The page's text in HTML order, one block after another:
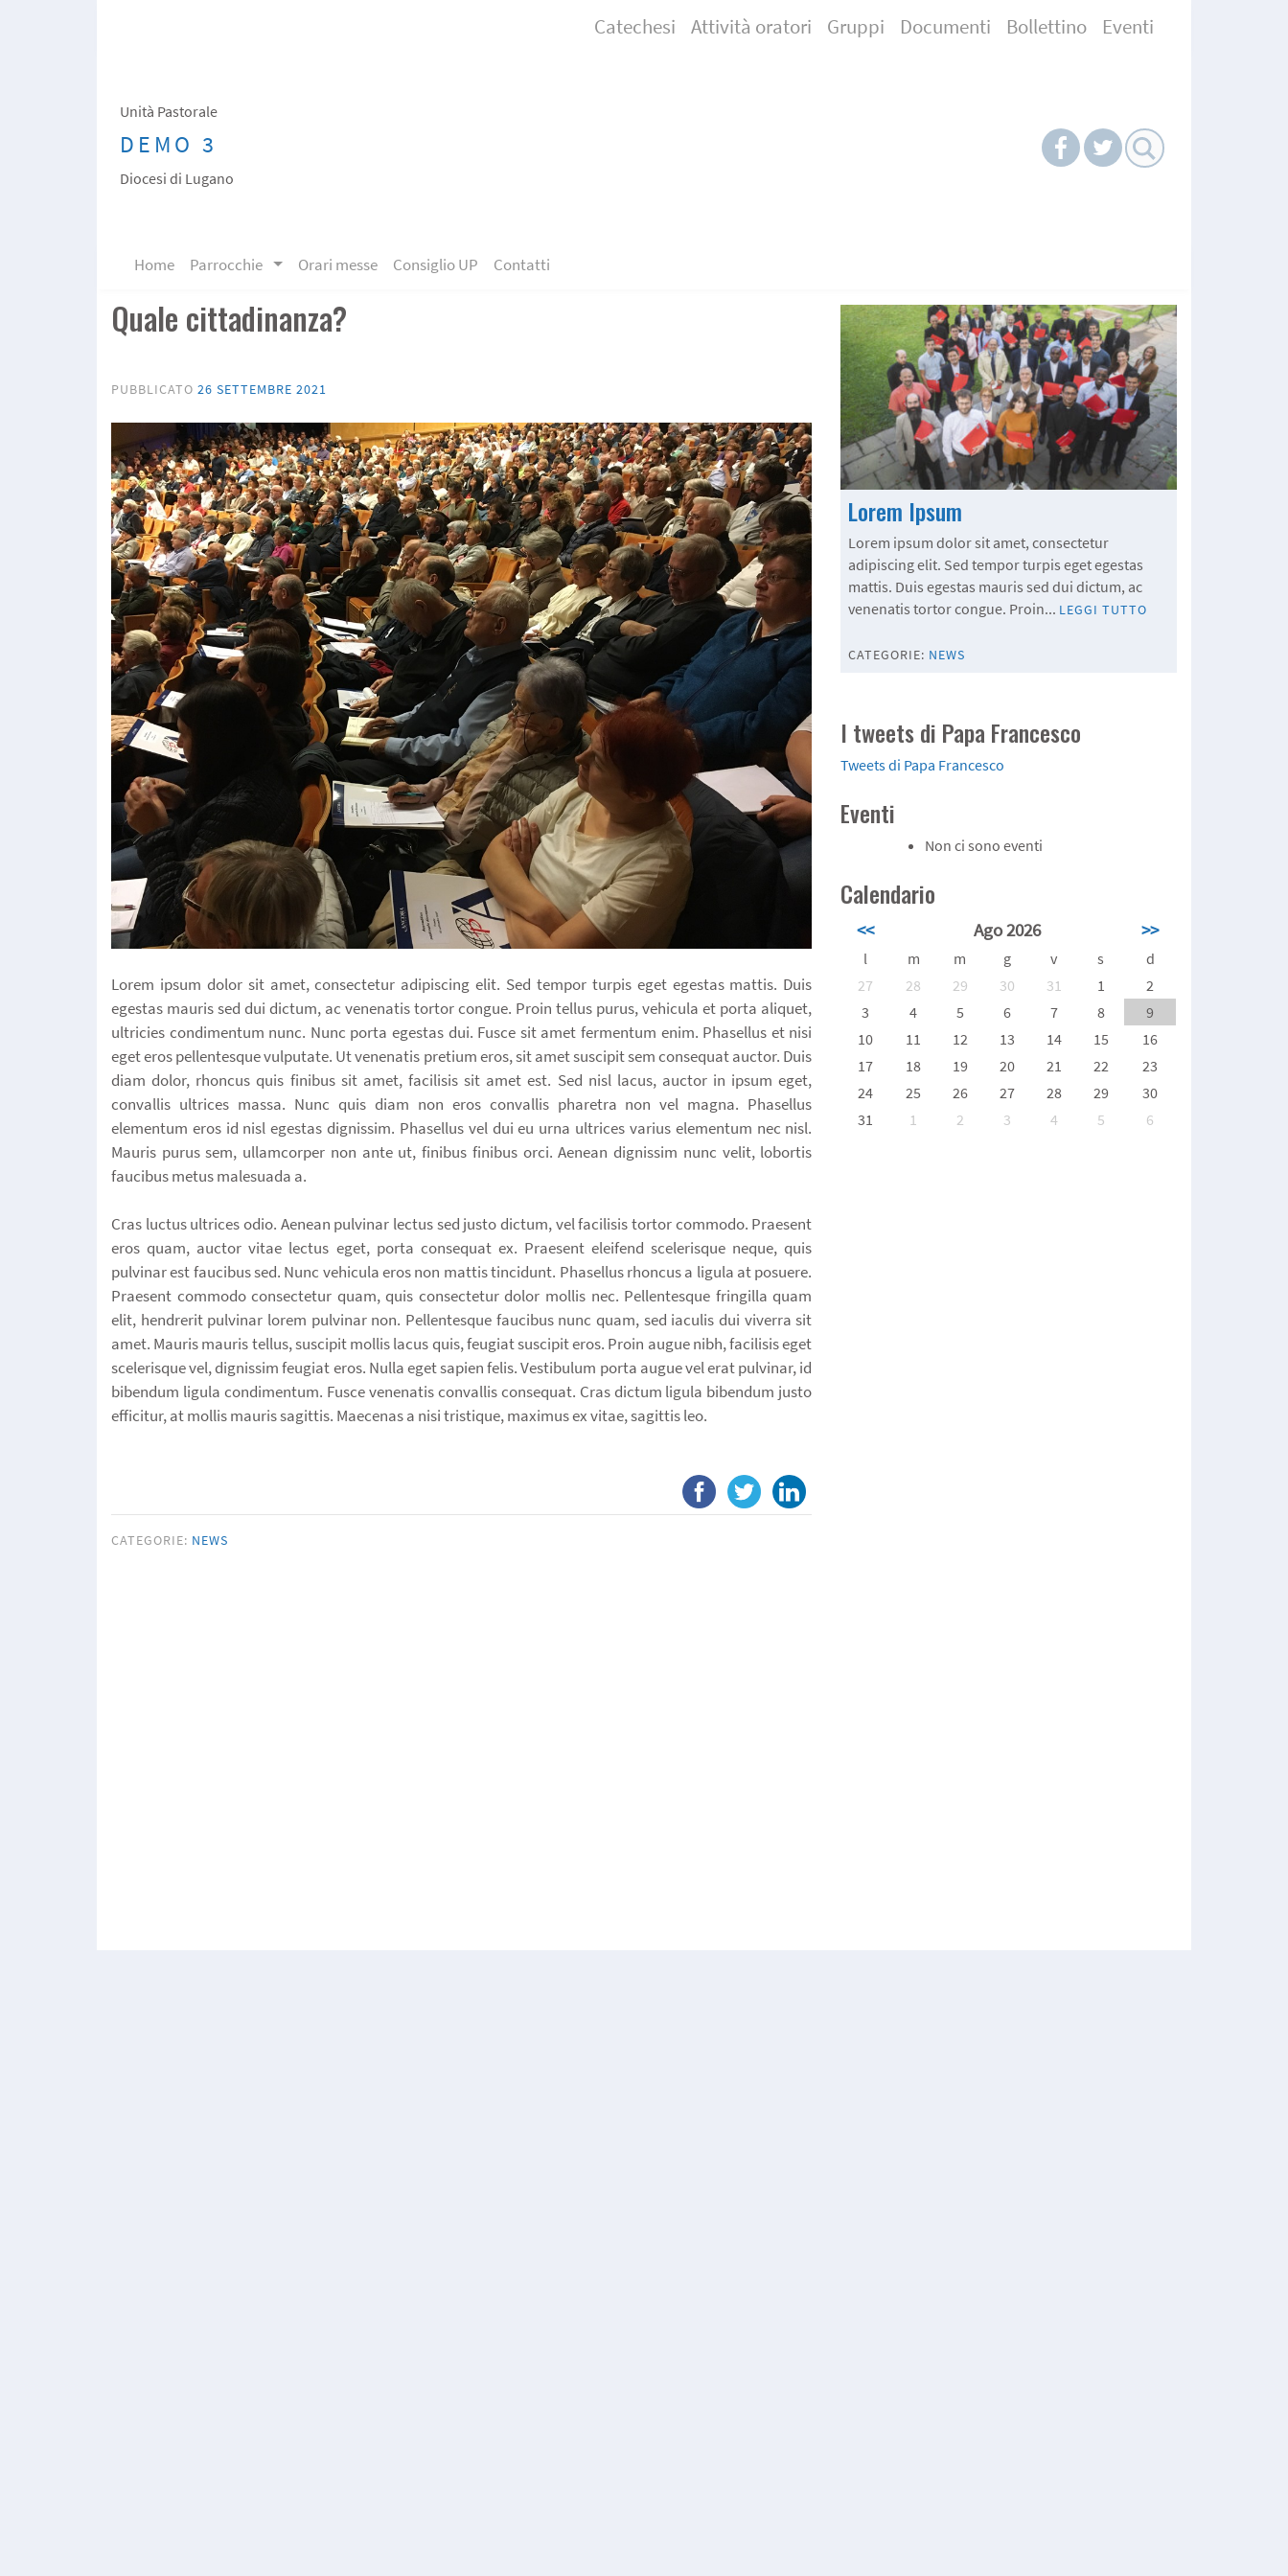
Catechesi Attività oratori Gruppi Documenti Bollettino Eventi
Unità Pastorale
DEMO 3
Diocesi di Lugano
Home Parrocchie Orari messe Consiglio UP Contatti
Quale cittadinanza?
PUBBLICATO 26 SETTEMBRE 2021
Lorem ipsum dolor sit amet, consectetur adipiscing elit. Sed tempor turpis eget egestas mattis. Duis
egestas mauris sed dui dictum, ac venenatis tortor congue. Proin tellus purus, vehicula et porta aliquet,
ultricies condimentum nunc. Nunc porta egestas dui. Fusce sit amet fermentum enim. Phasellus et nisi
eget eros pellentesque vulputate. Ut venenatis pretium eros, sit amet suscipit sem consequat auctor. Duis
diam dolor, rhoncus quis finibus sit amet, facilisis sit amet est. Sed nisl lacus, auctor in ipsum eget,
convallis ultrices massa. Nunc quis diam non eros convallis pharetra non vel magna. Phasellus
elementum eros id nisl egestas dignissim. Phasellus vel dui eu urna ultrices varius elementum nec nisl.
Mauris purus sem, ullamcorper non ante ut, finibus finibus orci. Aenean dignissim nunc velit, lobortis
faucibus metus malesuada a.
Cras luctus ultrices odio. Aenean pulvinar lectus sed justo dictum, vel facilisis tortor commodo. Praesent
eros quam, auctor vitae lectus eget, porta consequat ex. Praesent eleifend scelerisque neque, quis
pulvinar est faucibus sed. Nunc vehicula eros non mattis tincidunt. Phasellus rhoncus a ligula at posuere.
Praesent commodo consectetur quam, quis consectetur dolor mollis nec. Pellentesque fringilla quam
elit, hendrerit pulvinar lorem pulvinar non. Pellentesque faucibus nunc quam, sed iaculis dui viverra sit
amet. Mauris mauris tellus, suscipit mollis lacus quis, feugiat suscipit eros. Proin augue nibh, facilisis eget
scelerisque vel, dignissim feugiat eros. Nulla eget sapien felis. Vestibulum porta augue vel erat pulvinar, id
bibendum ligula condimentum. Fusce venenatis convallis consequat. Cras dictum ligula bibendum justo
efficitur, at mollis mauris sagittis. Maecenas a nisi tristique, maximus ex vitae, sagittis leo.
CATEGORIE: NEWS
Lorem Ipsum
Lorem ipsum dolor sit amet, consectetur
adipiscing elit. Sed tempor turpis eget egestas
mattis. Duis egestas mauris sed dui dictum, ac
venenatis tortor congue. Proin... LEGGI TUTTO
CATEGORIE: NEWS
I tweets di Papa Francesco
Tweets di Papa Francesco
Eventi
Non ci sono eventi
Calendario
<< Ago 2026 >>
l m m g v s
d
27
28 29 30 31 1
2
3
4 5 6 7 8
9
10
11 12 13 14 15
16
17
18 19 20 21 22
23
24
25 26 27 28 29
30
31
1 2 3 4 5 6